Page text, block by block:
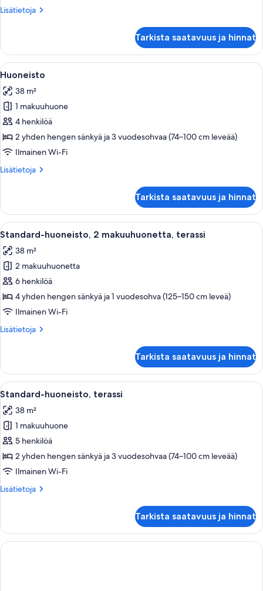
Lisätietoja
Lisätietoja
terassi
Tarkista saatavuus ja hinnat
Avaa
kaikki
huonetyypin
Huoneisto
kuvat
Makuuhuone, jossa on sänky,
6
Huoneisto
38 m²
1 makuuhuone
4 henkilöä
2 yhden hengen sänkyä ja 3 vuodesohvaa (74–100 cm leveää)
Ilmainen Wi-Fi
Lisätietoja
Lisätietoja
Tarkista saatavuus ja hinnat
Avaa
kaikki
huonetyypin
Standard-
huoneisto,
2
makuuhuonetta,
kuvat
Makuuhuone, jossa on sänky,
5
Standard-huoneisto, 2 makuuhuonetta, terassi
38 m²
2 makuuhuonetta
6 henkilöä
4 yhden hengen sänkyä ja 1 vuodesohva (125–150 cm leveä)
Ilmainen Wi-Fi
Lisätietoja
Lisätietoja
2
makuuhuonetta,
terassi
Tarkista saatavuus ja hinnat
Avaa
kaikki
huonetyypin
Standard-
huoneisto,
terassi
kuvat
Standard-huoneisto, terassi |
11
Standard-huoneisto, terassi
38 m²
1 makuuhuone
5 henkilöä
2 yhden hengen sänkyä ja 3 vuodesohvaa (74–100 cm leveää)
Ilmainen Wi-Fi
Lisätietoja
Lisätietoja
terassi
Tarkista saatavuus ja hinnat